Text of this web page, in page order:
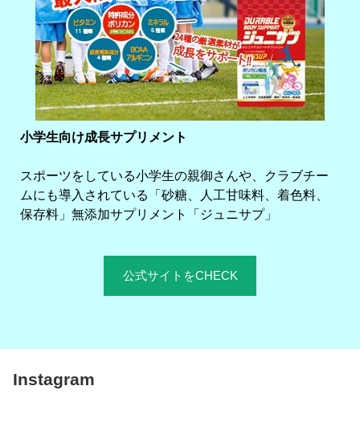
小学生向け成長サプリメント
スポーツをしている小学生の親御さんや、クラブチー
ムにも導入されている「砂糖、人工甘味料、着色料、
保存料」無添加サプリメント「ジュニサプ」
公式サイトをCHECK
Instagram